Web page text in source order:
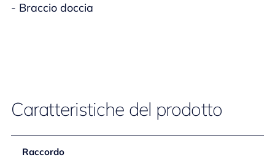
- Braccio doccia
Caratteristiche del prodotto
Raccordo